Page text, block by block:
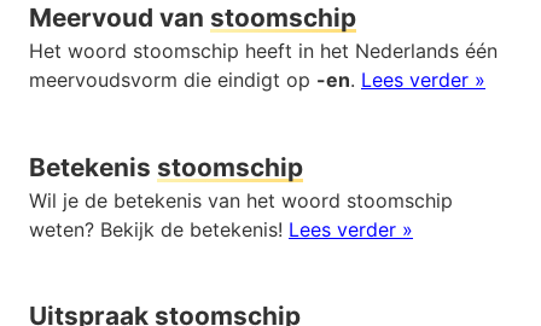
Meervoud van stoomschip
Het woord stoomschip heeft in het Nederlands één
meervoudsvorm die eindigt op -en. Lees verder »
Betekenis stoomschip
Wil je de betekenis van het woord stoomschip
weten? Bekijk de betekenis! Lees verder »
Uitspraak stoomschip